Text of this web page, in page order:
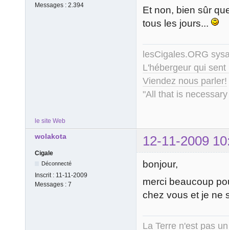
Messages : 2.394
Et non, bien sûr
tous les jours...
lesCigales.ORG
L'hébergeur qui
Viendez nous parler!
"All that is
le site Web
wolakota 12-11-2009
Cigale
Déconnecté
Inscrit : 11-11-2009
Messages : 7
bonjour,
merci beaucoup
chez vous et je ne
La Terre n'est pas